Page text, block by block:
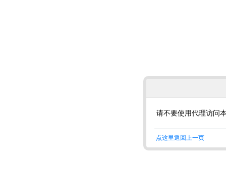
请不要使用代理访问
点这里返回上一页